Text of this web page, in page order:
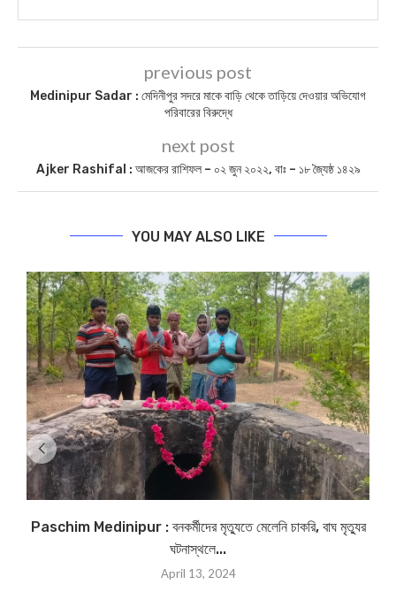
previous post
Medinipur Sadar : মেদিনীপুর সদরে মাকে বাড়ি থেকে তাড়িয়ে দেওয়ার অভিযোগ
পরিবারের বিরুদ্ধে
next post
Ajker Rashifal : আজকের রাশিফল – ০২ জুন ২০২২, বাঃ – ১৮ জ্যৈষ্ঠ ১৪২৯
YOU MAY ALSO LIKE
Paschim Medinipur : বনকর্মীদের মৃত্যুতে মেলেনি চাকরি, বাঘ মৃত্যুর
ঘটনাস্থলে...
April 13, 2024